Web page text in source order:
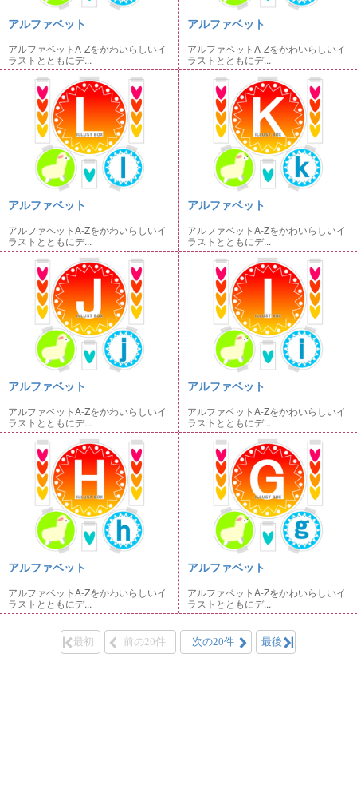
アルファベット
アルファベットA-Zをかわいらしいイ
ラストとともにデ...
アルファベット
アルファベットA-Zをかわいらしいイ
ラストとともにデ...
アルファベット
アルファベットA-Zをかわいらしいイ
ラストとともにデ...
アルファベット
アルファベットA-Zをかわいらしいイ
ラストとともにデ...
アルファベット
アルファベットA-Zをかわいらしいイ
ラストとともにデ...
アルファベット
アルファベットA-Zをかわいらしいイ
ラストとともにデ...
アルファベット
アルファベットA-Zをかわいらしいイ
ラストとともにデ...
アルファベット
アルファベットA-Zをかわいらしいイ
ラストとともにデ...
最初 前の20件 次の20件 最後